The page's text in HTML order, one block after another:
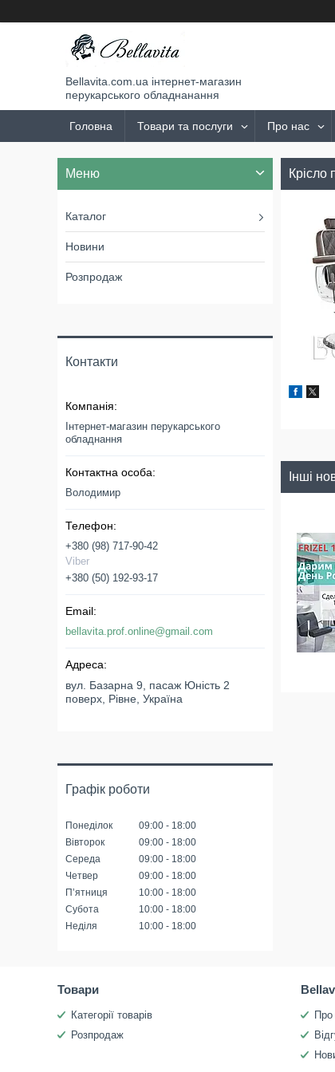
Bellavita.com.ua інтернет-магазин
перукарського обладнанання
Головна Товари та послуги Про нас
Крісло
Інші
Каталог
Новини
Розпродаж
Контакти
Інтернет-магазин перукарського
обладнання
Володимир
+380 (98) 717-90-42
Viber
+380 (50) 192-93-17
bellavita.prof.online@gmail.com
вул. Базарна 9, пасаж Юність 2
поверх, Рівне, Україна
Графік роботи
Понеділок 09:00
18:00
Вівторок
09:00
18:00
Середа
09:00
18:00
Четвер
09:00
18:00
Пʼятниця
10:00
18:00
Субота
10:00
18:00
Неділя
10:00 18:00
Товари
Категорії товарів
Розпродаж
Про